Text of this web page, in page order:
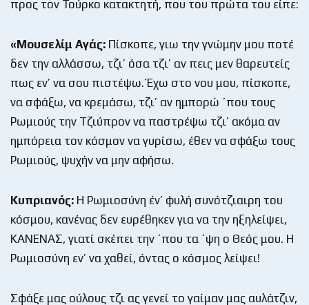
προς τον Τούρκο κατακτητή, που του πρώτα του είπε:
«Μουσελίμ Αγάς: Πίσκοπε, γιω την γνώμην μου ποτέ
δεν την αλλάσσω, τζι’ όσα τζι’ αν πεις μεν θαρευτείς
πως εν’ να σου πιστέψω. Έχω στο νου μου, πίσκοπε,
να σφάξω, να κρεμάσω, τζι’ αν ημπορώ ΄που τους
Ρωμιούς την Τζιύπρον να παστρέψω τζι’ ακόμα αν
ημπόρεια τον κόσμον να γυρίσω, έθεν να σφάξω τους
Ρωμιούς, ψυχήν να μην αφήσω.
Κυπριανός: Η Ρωμιοσύνη έν’ φυλή συνότζιαιρη του
κόσμου, κανένας δεν ευρέθηκεν για να την ηξηλείψει,
ΚΑΝΕΝΑΣ, γιατί σκέπει την ΄που τα ΄ψη ο Θεός μου. Η
Ρωμιοσύνη εν’ να χαθεί, όντας ο κόσμος λείψει!
Σφάξε μας ούλους τζι ας γενεί το γαίμαν μας αυλάτζιν,